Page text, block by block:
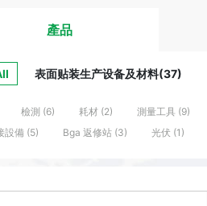
產品
檢測 (6) 耗材 (2) 測量工具 (9)
設備 (5)
Bga 返修站 (3) 光伏 (1)
表面贴装生产设备及材料(37)